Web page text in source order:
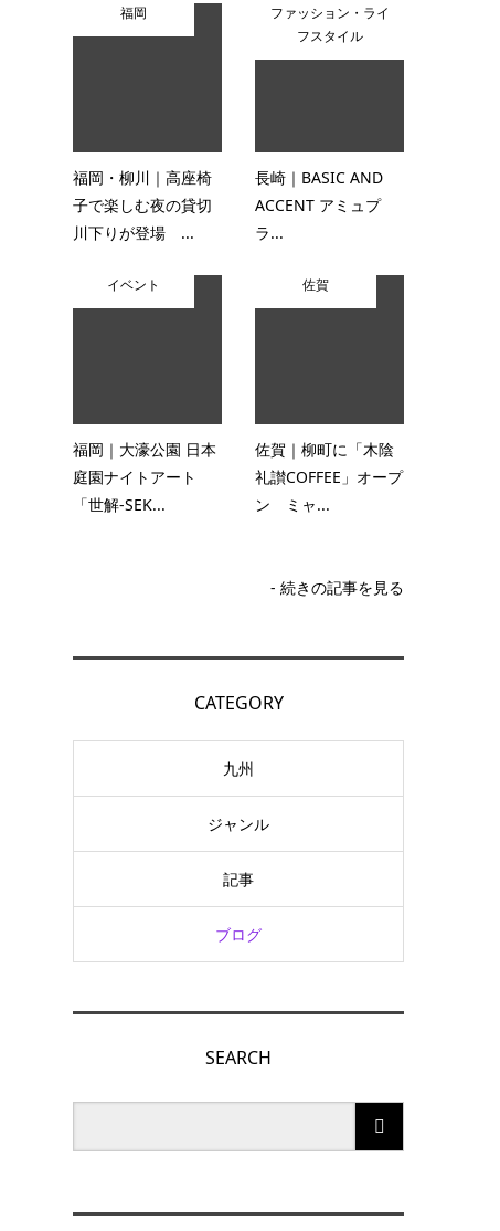
福岡
福岡・柳川｜高座椅
子で楽しむ夜の貸切
川下りが登場 ...
ファッション・ライ
フスタイル
長崎｜BASIC AND
ACCENT アミュプ
ラ...
イベント
福岡｜大濠公園 日本
庭園ナイトアート
「世解-SEK...
佐賀
佐賀｜柳町に「木陰
礼讃COFFEE」オープ
ン ミャ...
- 続きの記事を見る
CATEGORY
九州
ジャンル
記事
ブログ
SEARCH